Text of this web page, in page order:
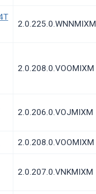
2.0.225.0.WNNMIXM
2.0.208.0.VOOMIXM
2.0.206.0.VOJMIXM
2.0.208.0.VOOMIXM
2.0.207.0.VNKMIXM